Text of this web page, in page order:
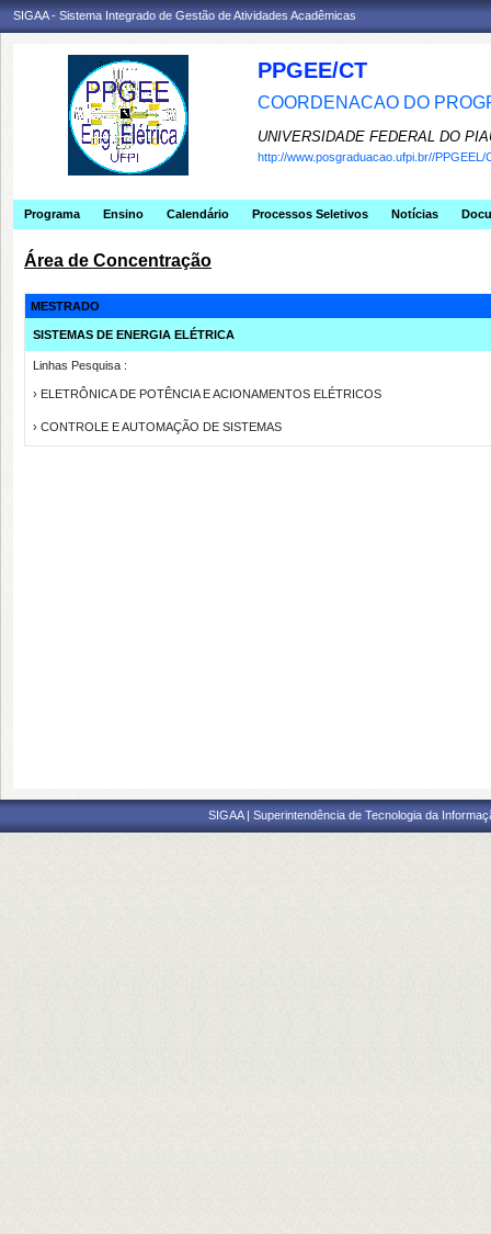
SIGAA - Sistema Integrado de Gestão de Atividades Acadêmicas
PPGEE/CT
COORDENACAO DO
UNIVERSIDADE FEDERAL DO
http://www.posgraduacao.ufpi.br//PPGEEL/
Programa Ensino Calendário Processos Seletivos Notícias
Área de Concentração
MESTRADO
SISTEMAS DE ENERGIA ELÉTRICA
Linhas Pesquisa :
› ELETRÔNICA DE POTÊNCIA E ACIONAMENTOS ELÉTRICOS
› CONTROLE E AUTOMAÇÃO DE SISTEMAS
SIGAA | Superintendência de Tecnologia da